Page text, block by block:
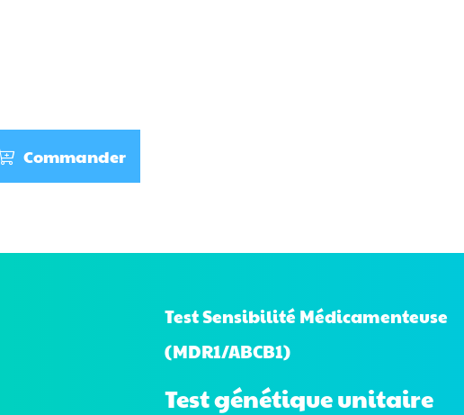
Commander
Test Sensibilité Médicamenteuse
(MDR1/ABCB1)
Test génétique unitaire